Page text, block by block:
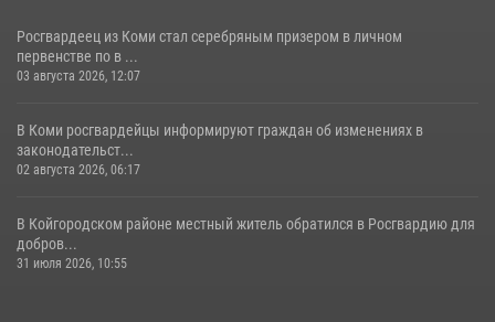
Росгвардеец из Коми стал серебряным призером в личном
первенстве по в ...
03 августа 2026, 12:07
В Коми росгвардейцы информируют граждан об изменениях в
законодательст...
02 августа 2026, 06:17
В Койгородском районе местный житель обратился в Росгвардию для
добров...
31 июля 2026, 10:55